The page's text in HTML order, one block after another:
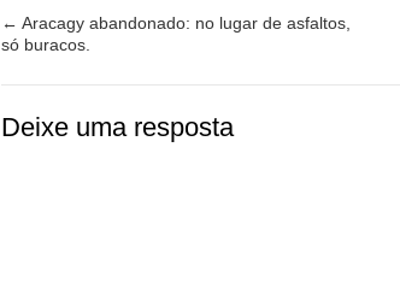
← Aracagy abandonado: no lugar de asfaltos,
só buracos.
Deixe uma resposta